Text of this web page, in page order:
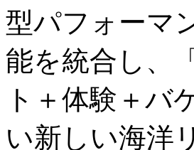
型パフォーマ
能を統合し、
ト＋体験＋バ
い新しい海洋